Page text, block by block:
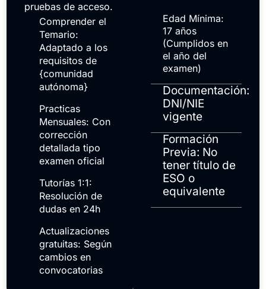
pruebas de acceso.
Comprender el
Temario:
Adaptado a los
requisitos de
{comunidad
autónoma}
Practicas
Mensuales: Con
corrección
detallada tipo
examen oficial
Tutorías 1:1:
Resolución de
dudas en 24h
Actualizaciones
gratuitas: Según
cambios en
convocatorias
Edad Mínima:
17 años
(Cumplidos en
el año del
examen)
Documentación:
DNI/NIE
vigente
Formación
Previa: No
tener título de
ESO o
equivalente